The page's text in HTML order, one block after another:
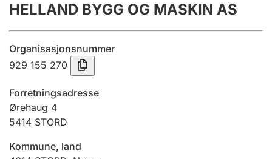
Innsending og forseinkingsgebyr
Tinglysing
Jeger
HELLAND BYGG OG MASKIN AS
Organisasjonsnummer
929 155 270
Forretningsadresse
Ørehaug 4
5414 STORD
Kommune, land